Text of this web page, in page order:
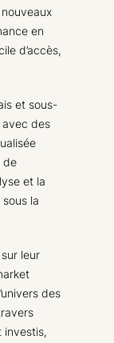
en
d’accès,
et sous-
avec des
de
et la
la
leur
des
investis,